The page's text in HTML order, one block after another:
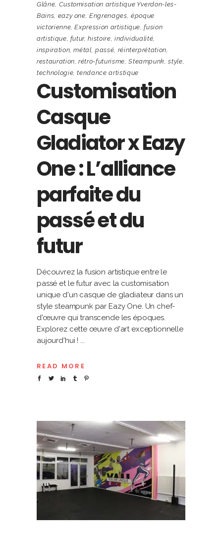
Glâne, Customisation artistique Yverdon-les-
Bains, eazy one,Engrenages, époque
victorienne,Expression artistique,fusion
artistique, futur,histoire, individualité,
inspiration,métal,passé, réinterprétation,
restauration,rétro-futurisme,Steampunk,style,
technologie,tendance artistique
Customisation
Casque
Gladiator x Eazy
One : L’alliance
parfaite du
passé et du
futur
Découvrez la fusion artistique entre le
passé et le futur avec la customisation
unique d'un casque de gladiateur dans un
style steampunk par Eazy One. Un chef-
d'œuvre qui transcende les époques.
Explorez cette œuvre d'art exceptionnelle
aujourd'hui !
READ MORE